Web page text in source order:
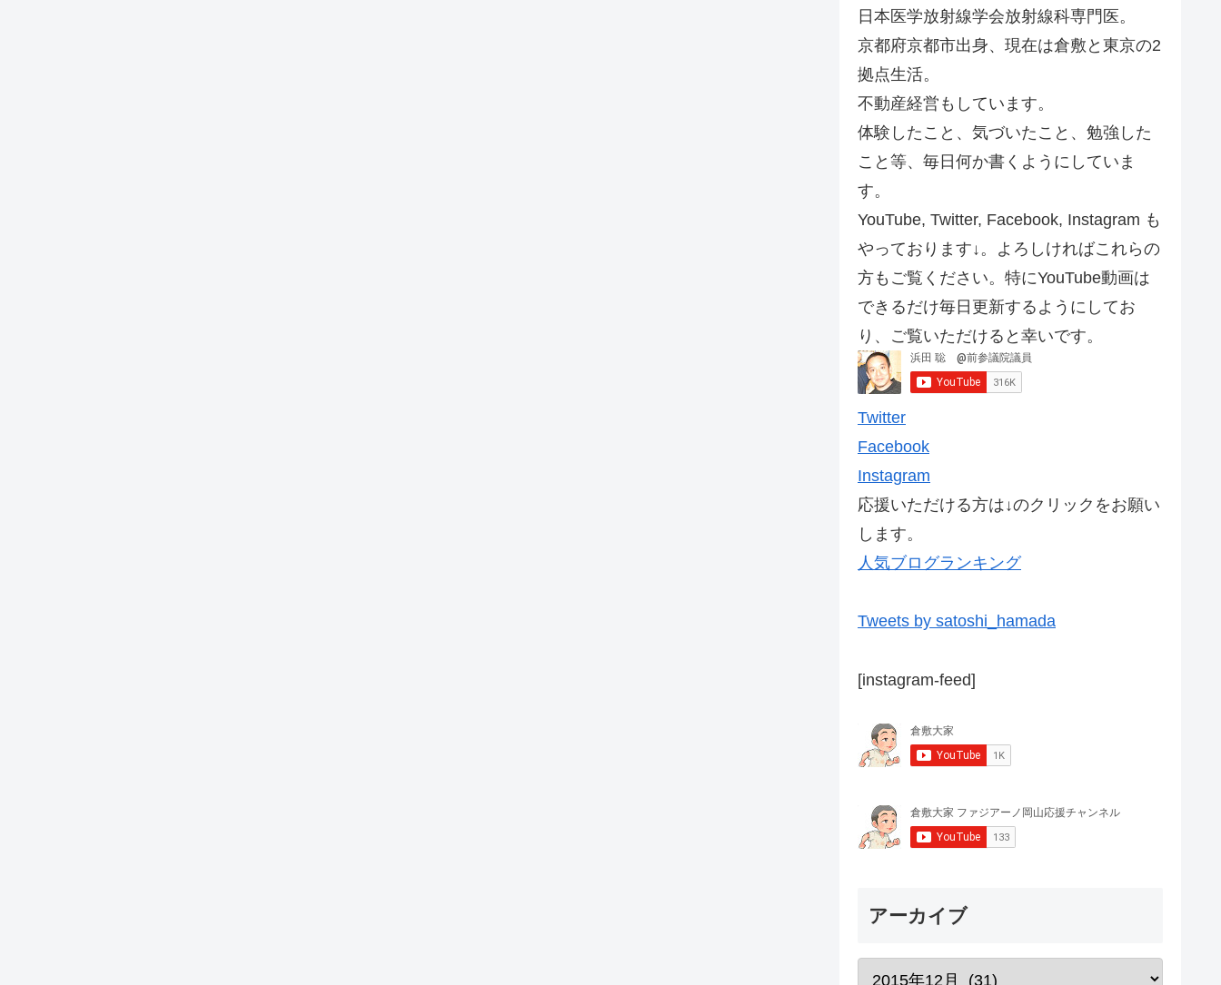
日本医学放射線学会放射線科専門医。
京都府京都市出身、現在は倉敷と東京の2
拠点生活。
不動産経営もしています。
体験したこと、気づいたこと、勉強した
こと等、毎日何か書くようにしていま
す。
YouTube, Twitter, Facebook, Instagram も
やっております↓。よろしければこれらの
方もご覧ください。特にYouTube動画は
できるだけ毎日更新するようにしてお
り、ご覧いただけると幸いです。
Twitter
Facebook
Instagram
応援いただける方は↓のクリックをお願い
します。
人気ブログランキング
Tweets by satoshi_hamada
[instagram-feed]
アーカイブ